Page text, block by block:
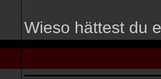
Wieso hättest du